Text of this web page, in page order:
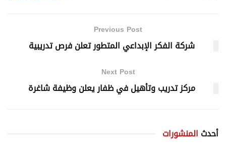
Previous Post
شركة الفكر الإبداعي المتطور تعلن فرص تدريبية
Next Post
مركز تدريب وتأهيل في ظفار يعلن وظيفة شاغرة
أحدث المنشورات